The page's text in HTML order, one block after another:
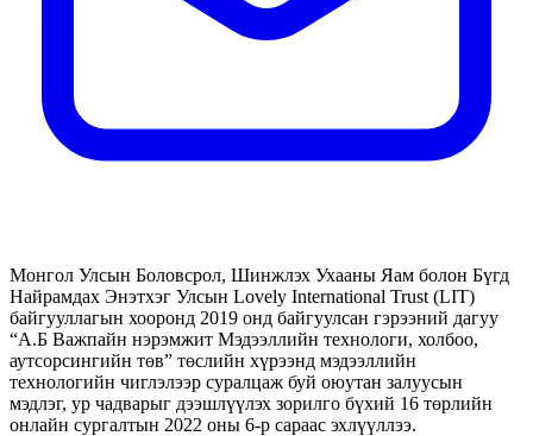
Монгол Улсын Боловсрол, Шинжлэх Ухааны Яам болон Бүгд
Найрамдах Энэтхэг Улсын Lovely International Trust (LIT)
байгууллагын хооронд 2019 онд байгуулсан гэрээний дагуу
“А.Б Важпайн нэрэмжит Мэдээллийн технологи, холбоо,
аутсорсингийн төв” төслийн хүрээнд мэдээллийн
технологийн чиглэлээр суралцаж буй оюутан залуусын
мэдлэг, ур чадварыг дээшлүүлэх зорилго бүхий 16 төрлийн
онлайн сургалтын 2022 оны 6-р сараас эхлүүллээ.